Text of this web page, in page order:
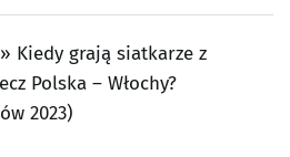
» Kiedy grają siatkarze z
Polska – Włochy?
2023)